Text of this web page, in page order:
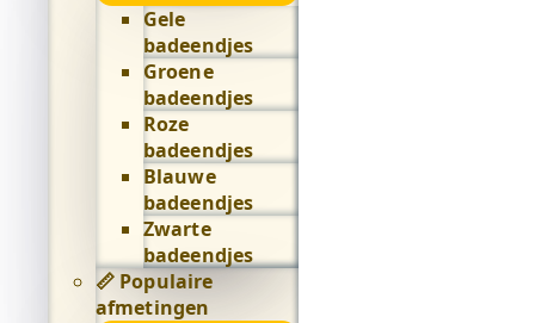
Populaire
kleuren
submenu
Gele
badeendjes
Groene
badeendjes
Roze
badeendjes
Blauwe
badeendjes
Zwarte
badeendjes
📏 Populaire
afmetingen